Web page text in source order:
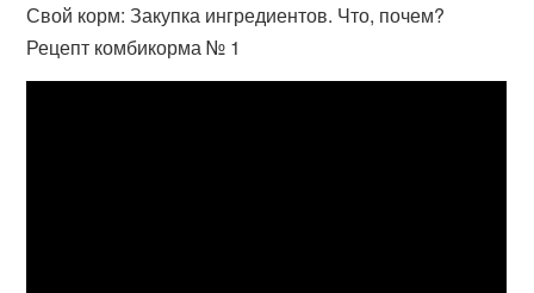
Свой корм: Закупка ингредиентов. Что, почем?
Рецепт комбикорма № 1